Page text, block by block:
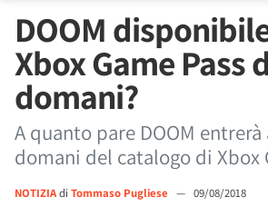
DOOM
Xbox Game Pass
domani?
A quanto pare DOOM
domani del catalogo di Xbox
NOTIZIAdi Tommaso Pugliese — 09/08/2018